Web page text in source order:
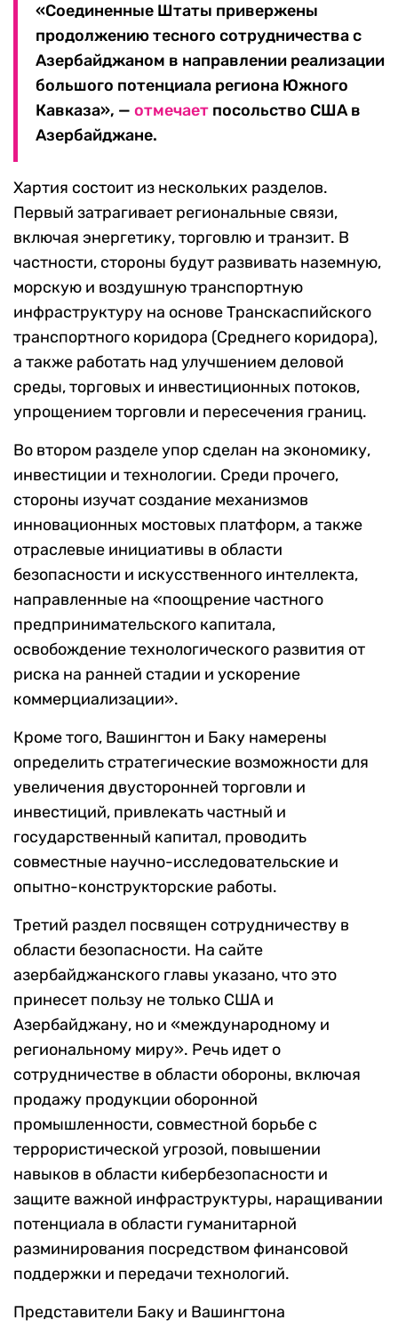
«Соединенные Штаты привержены
продолжению тесного сотрудничества с
Азербайджаном в направлении реализации
большого потенциала региона Южного
Кавказа», — отмечает посольство США в
Азербайджане.
Хартия состоит из нескольких разделов.
Первый затрагивает региональные связи,
включая энергетику, торговлю и транзит. В
частности, стороны будут развивать наземную,
морскую и воздушную транспортную
инфраструктуру на основе Транскаспийского
транспортного коридора (Среднего коридора),
а также работать над улучшением деловой
среды, торговых и инвестиционных потоков,
упрощением торговли и пересечения границ.
Во втором разделе упор сделан на экономику,
инвестиции и технологии. Среди прочего,
стороны изучат создание механизмов
инновационных мостовых платформ, а также
отраслевые инициативы в области
безопасности и искусственного интеллекта,
направленные на «поощрение частного
предпринимательского капитала,
освобождение технологического развития от
риска на ранней стадии и ускорение
коммерциализации».
Кроме того, Вашингтон и Баку намерены
определить стратегические возможности для
увеличения двусторонней торговли и
инвестиций, привлекать частный и
государственный капитал, проводить
совместные научно-исследовательские и
опытно-конструкторские работы.
Третий раздел посвящен сотрудничеству в
области безопасности. На сайте
азербайджанского главы указано, что это
принесет пользу не только США и
Азербайджану, но и «международному и
региональному миру». Речь идет о
сотрудничестве в области обороны, включая
продажу продукции оборонной
промышленности, совместной борьбе с
террористической угрозой, повышении
навыков в области кибербезопасности и
защите важной инфраструктуры, наращивании
потенциала в области гуманитарной
разминирования посредством финансовой
поддержки и передачи технологий.
Представители Баку и Вашингтона